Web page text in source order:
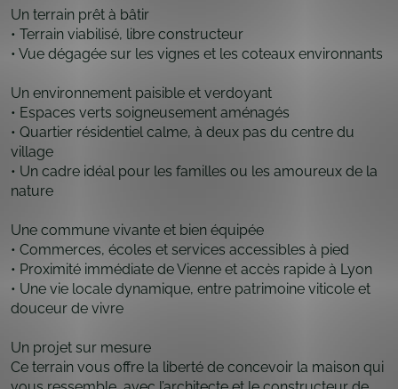
Un terrain prêt à bâtir
• Terrain viabilisé, libre constructeur
• Vue dégagée sur les vignes et les coteaux environnants
Un environnement paisible et verdoyant
• Espaces verts soigneusement aménagés
• Quartier résidentiel calme, à deux pas du centre du
village
• Un cadre idéal pour les familles ou les amoureux de la
nature
Une commune vivante et bien équipée
• Commerces, écoles et services accessibles à pied
• Proximité immédiate de Vienne et accès rapide à Lyon
• Une vie locale dynamique, entre patrimoine viticole et
douceur de vivre
Un projet sur mesure
Ce terrain vous offre la liberté de concevoir la maison qui